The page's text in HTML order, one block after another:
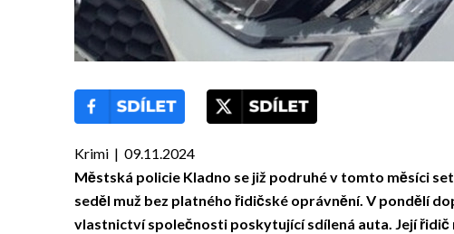
Krimi | 09.11.2024
Městská policie Kladno se již podruhé v tomto měsíci
seděl muž bez platného řidičské oprávnění. V pondělí
vlastnictví společnosti poskytující sdílená auta. Její